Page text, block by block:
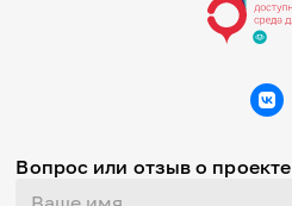
Вопрос или отзыв о проекте